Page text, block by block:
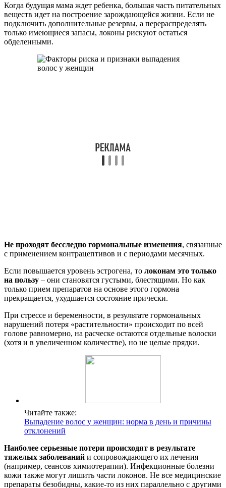
Когда будущая мама ждет ребенка, большая часть питательных
веществ идет на построение зарождающейся жизни. Если не
подключить дополнительные резервы, а перераспределять
только имеющиеся запасы, локоны рискуют остаться
обделенными.
Не проходят бесследно гормональные изменения, связанные
с применением контрацептивов и с периодами месячных.
Если повышается уровень эстрогена, то локонам это только
на пользу – они становятся густыми, блестящими. Но как
только прием препаратов на основе этого гормона
прекращается, ухудшается состояние прически.
При стрессе и беременности, в результате гормональных
нарушений потеря «растительности» происходит по всей
голове равномерно, на расческе остаются отдельные волоски
(хотя и в увеличенном количестве), но не целые прядки.
Читайте также:
Выпадение волос у женщин: норма в день и причины
отклонений
Наиболее серьезные потери происходят в результате
тяжелых заболеваний и сопровождающего их лечения
(например, сеансов химиотерапии). Инфекционные болезни
кожи также могут лишить части локонов. Не все медицинские
препараты безобидны, какие-то из них параллельно с другими